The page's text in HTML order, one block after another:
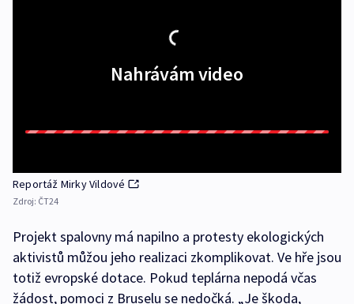
Nahrávám video
Reportáž Mirky Vildové
Zdroj: ČT24
Projekt spalovny má napilno a protesty ekologických
aktivistů můžou jeho realizaci zkomplikovat. Ve hře jsou
totiž evropské dotace. Pokud teplárna nepodá včas
žádost, pomoci z Bruselu se nedočká. „Je škoda,